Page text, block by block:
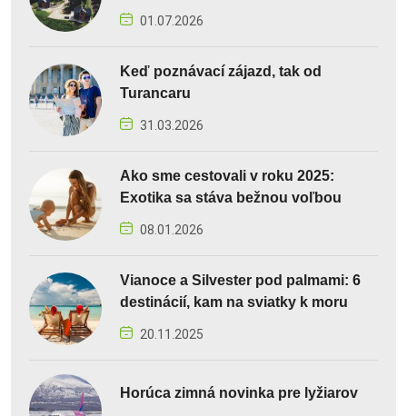
01.07.2026
Keď poznávací zájazd, tak od
Turancaru
31.03.2026
Ako sme cestovali v roku 2025:
Exotika sa stáva bežnou voľbou
08.01.2026
Vianoce a Silvester pod palmami: 6
destinácií, kam na sviatky k moru
20.11.2025
Horúca zimná novinka pre lyžiarov